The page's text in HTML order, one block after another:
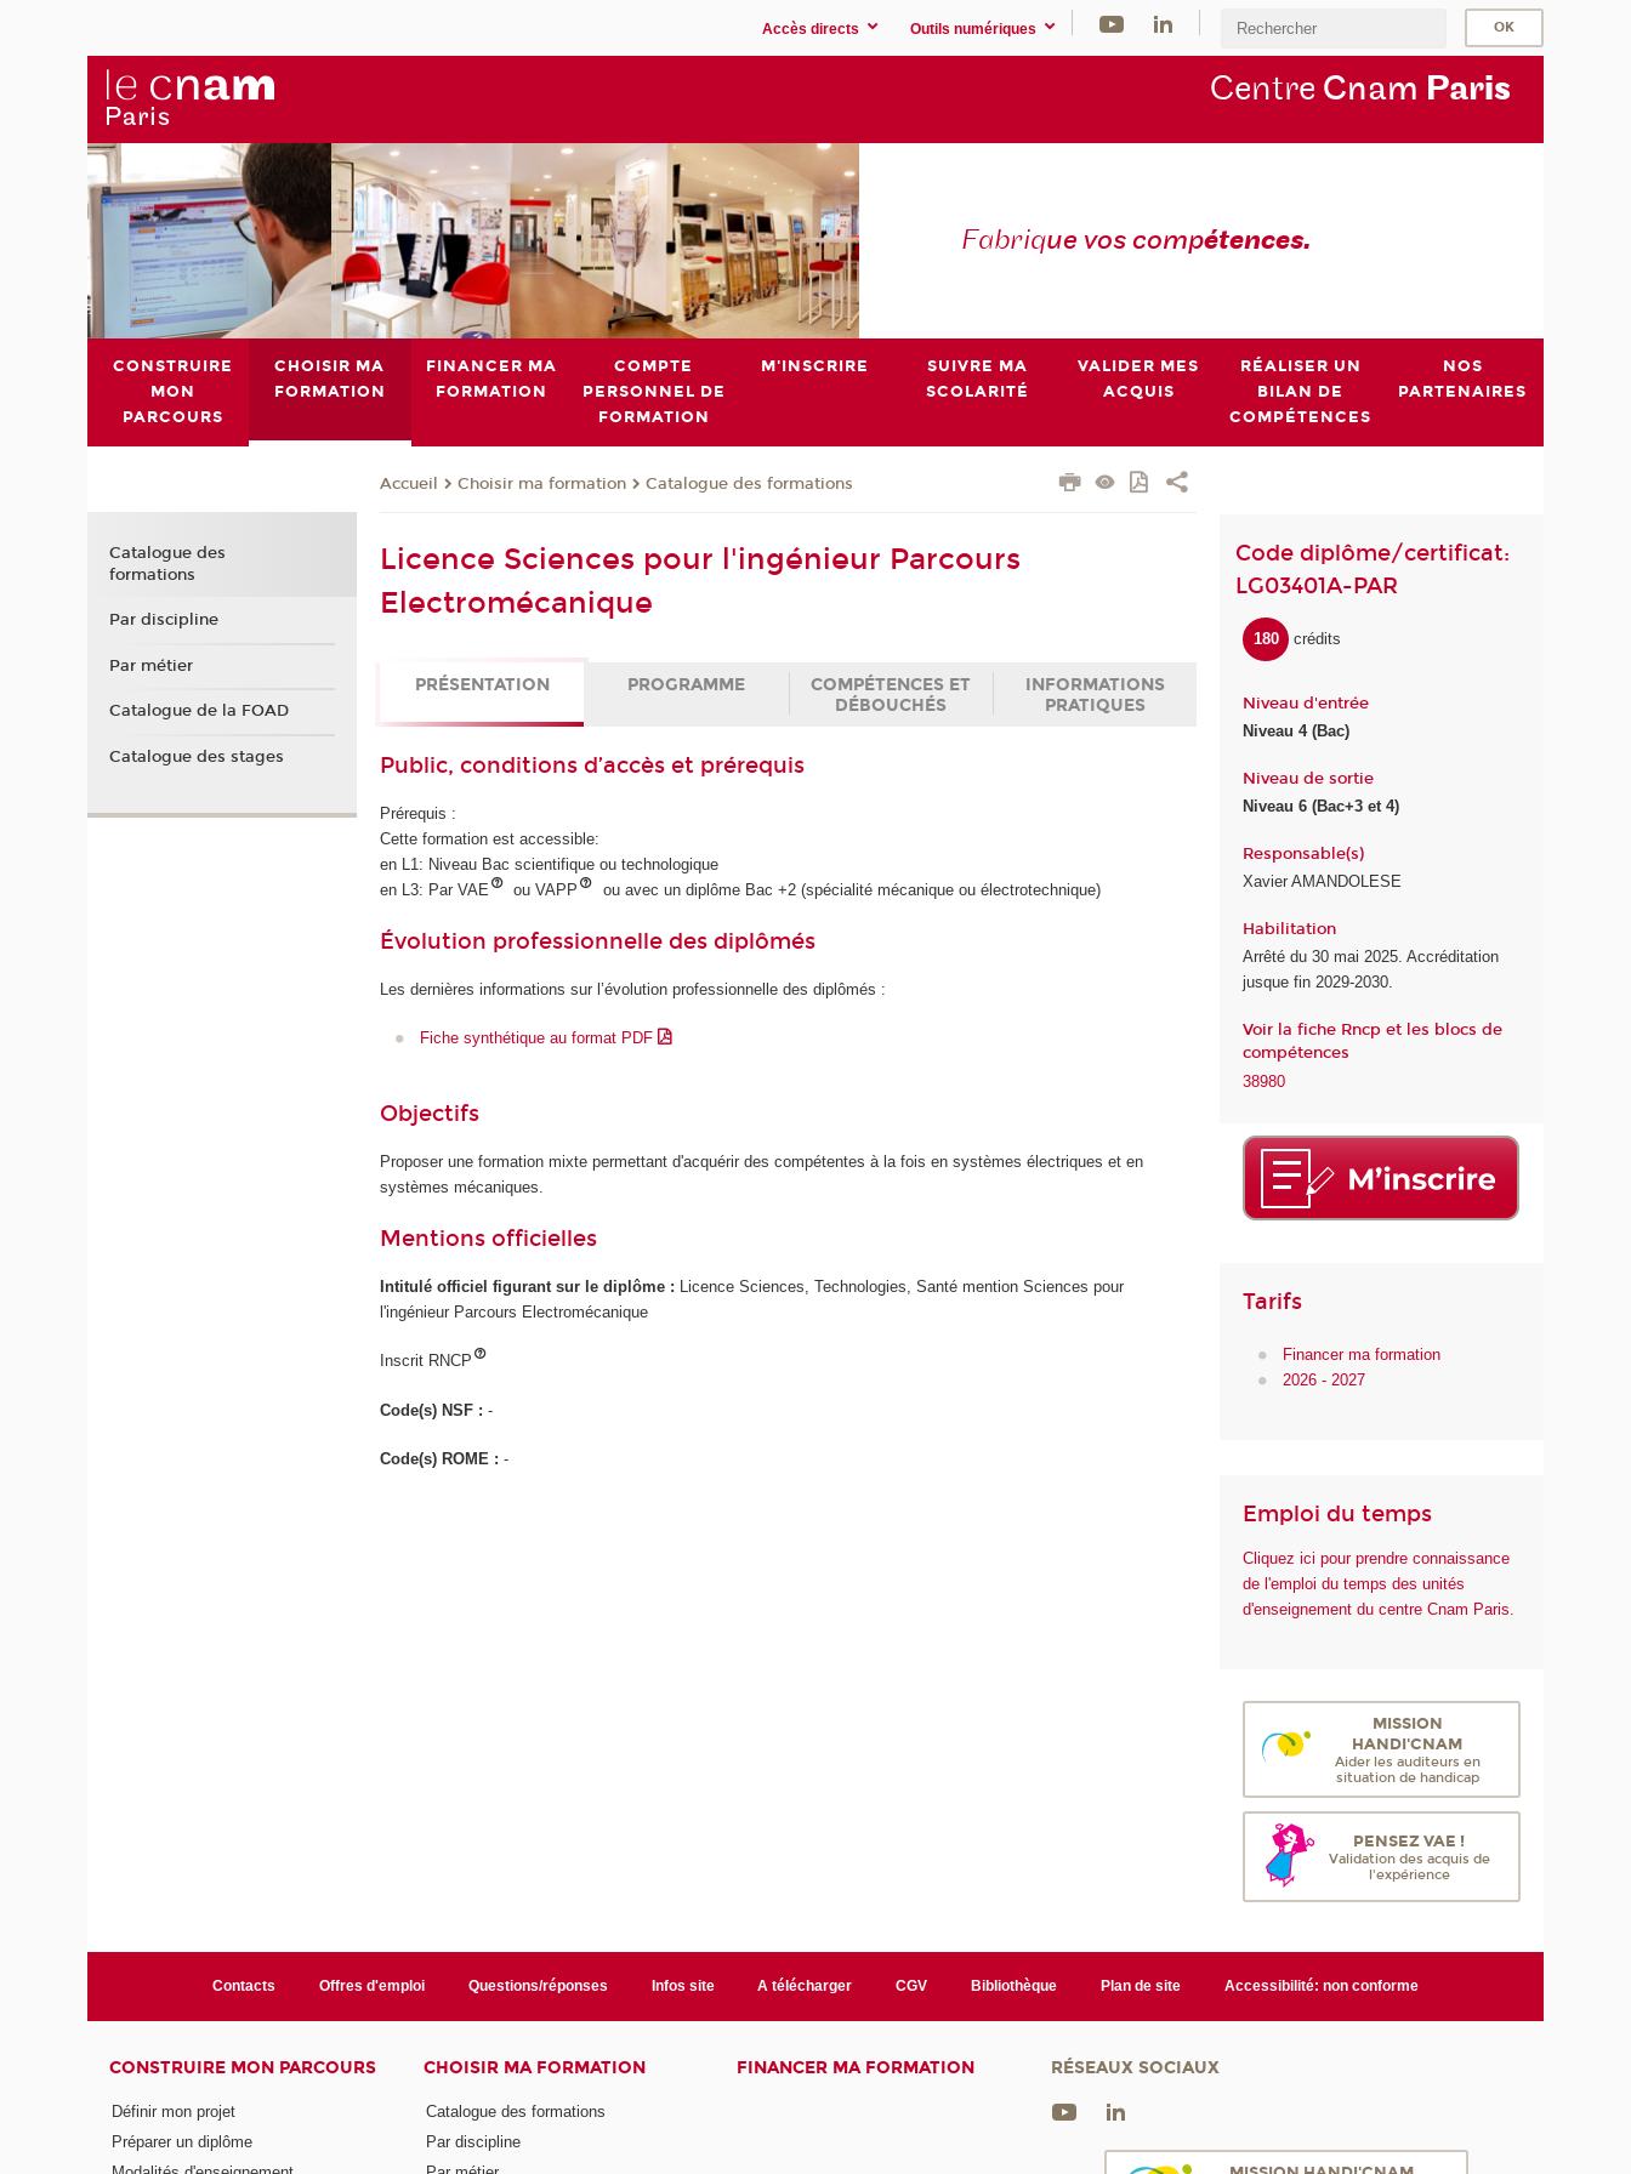
Accès directs Outils numériques
Centre Cnam Paris
Fabrique vos compétences.
CONSTRUIRE
MON
PARCOURS
CHOISIR MA
FORMATION
FINANCER MA
FORMATION
COMPTE
PERSONNEL DE
FORMATION
M'INSCRIRE
SUIVRE MA
SCOLARITÉ
VALIDER MES
ACQUIS
RÉALISER UN
BILAN DE
COMPÉTENCES
NOS
PARTENAIRES
Accueil Choisir ma formation Catalogue des formations
Licence Sciences pour l'ingénieur Parcours
Electromécanique
PRÉSENTATION PROGRAMME
COMPÉTENCES ET
DÉBOUCHÉS
INFORMATIONS
PRATIQUES
Public, conditions d’accès et prérequis
Prérequis :
Cette formation est accessible:
en L1: Niveau Bac scientifique ou technologique
en L3: Par VAE
ou VAPP ou avec un diplôme Bac +2 (spécialité mécanique ou électrotechnique)
Évolution professionnelle des diplômés
Les dernières informations sur l’évolution professionnelle des diplômés :
Fiche synthétique au format PDF
Objectifs
Proposer une formation mixte permettant d'acquérir des compétentes à la fois en systèmes électriques et en
systèmes mécaniques.
Mentions officielles
Intitulé officiel figurant sur le diplôme : Licence Sciences, Technologies, Santé mention Sciences pour
l'ingénieur Parcours Electromécanique
Inscrit RNCP
Code(s) NSF :-
Code(s) ROME :-
Code diplôme/certificat:
LG03401A-PAR
180 crédits
Niveau d'entrée
Niveau 4 (Bac)
Niveau de sortie
Niveau 6 (Bac+3 et 4)
Responsable(s)
Xavier AMANDOLESE
Habilitation
Arrêté du 30 mai 2025. Accréditation
jusque fin 2029-2030.
Voir la fiche Rncp et les blocs de
compétences
38980
Tarifs
Financer ma formation
2026 - 2027
Emploi du temps
Cliquez ici pour prendre connaissance
de l'emploi du temps des unités
d'enseignement du centre Cnam Paris.
MISSION
HANDI'CNAM
Aider les auditeurs en
situation de handicap
PENSEZ VAE !
Validation des acquis de
l'expérience
Catalogue des
formations
Par discipline
Par métier
Catalogue de la FOAD
Catalogue des stages
Contacts Offres d'emploi Questions/réponses Infos site A télécharger CGV Bibliothèque Plan de site Accessibilité: non conforme
CONSTRUIRE MON PARCOURS
Définir mon projet
Préparer un diplôme
CHOISIR MA FORMATION
Catalogue des formations
Par discipline
FINANCER MA FORMATION RÉSEAUX SOCIAUX